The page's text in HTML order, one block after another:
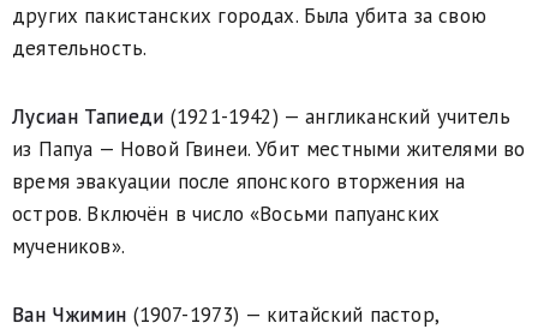
других пакистанских городах. Была убита за свою
деятельность.
Лусиан Тапиеди (1921-1942) — англиканский учитель
из Папуа — Новой Гвинеи. Убит местными жителями во
время эвакуации после японского вторжения на
остров. Включён в число «Восьми папуанских
мучеников».
Ван Чжимин (1907-1973) — китайский пастор,